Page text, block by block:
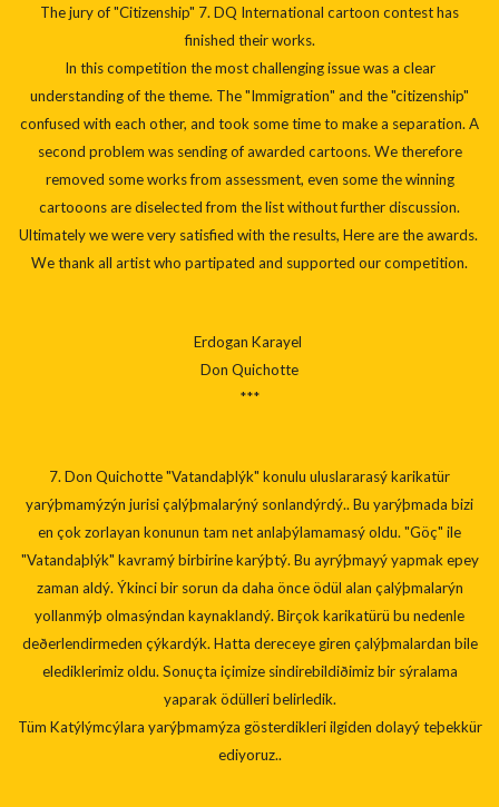
The jury of "Citizenship" 7. DQ International cartoon contest has
finished their works.
In this competition the most challenging issue was a clear
understanding of the theme. The "Immigration" and the "citizenship"
confused with each other, and took some time to make a separation. A
second problem was sending of awarded cartoons. We therefore
removed some works from assessment, even some the winning
cartooons are diselected from the list without further discussion.
Ultimately we were very satisfied with the results, Here are the awards.
We thank all artist who partipated and supported our competition.
Erdogan Karayel
Don Quichotte
***
7. Don Quichotte "Vatandaþlýk" konulu uluslararasý karikatür
yarýþmamýzýn jurisi çalýþmalarýný sonlandýrdý.. Bu yarýþmada bizi
en çok zorlayan konunun tam net anlaþýlamamasý oldu. "Göç" ile
"Vatandaþlýk" kavramý birbirine karýþtý. Bu ayrýþmayý yapmak epey
zaman aldý. Ýkinci bir sorun da daha önce ödül alan çalýþmalarýn
yollanmýþ olmasýndan kaynaklandý. Birçok karikatürü bu nedenle
deðerlendirmeden çýkardýk. Hatta dereceye giren çalýþmalardan bile
elediklerimiz oldu. Sonuçta içimize sindirebildiðimiz bir sýralama
yaparak ödülleri belirledik.
Tüm Katýlýmcýlara yarýþmamýza gösterdikleri ilgiden dolayý teþekkür
ediyoruz..